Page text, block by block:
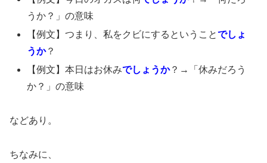
うか？」の意味
【例文】つまり、私をクビにするということでしょ
うか？
【例文】本日はお休みでしょうか？→「休みだろう
か？」の意味
などあり。
ちなみに、